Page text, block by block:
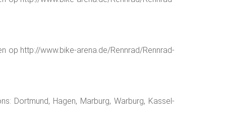
op http://www.bike-arena.de/Rennrad/Rennrad-
Dortmund, Hagen, Marburg, Warburg, Kassel-